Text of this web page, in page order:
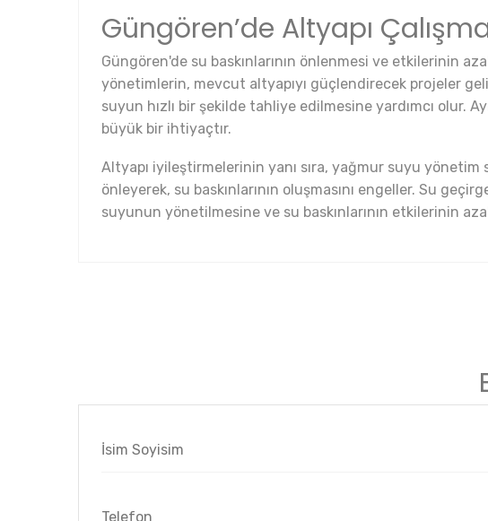
Güngören’de Altyapı
Güngören'de su baskınlarının önlenmesi ve etkilerinin
yönetimlerin, mevcut altyapıyı güçlendirecek projeler
suyun hızlı bir şekilde tahliye edilmesine yardımcı olur.
büyük bir ihtiyaçtır.
Altyapı iyileştirmelerinin yanı sıra, yağmur suyu
önleyerek, su baskınlarının oluşmasını engeller. Su
suyunun yönetilmesine ve su baskınlarının etkilerinin